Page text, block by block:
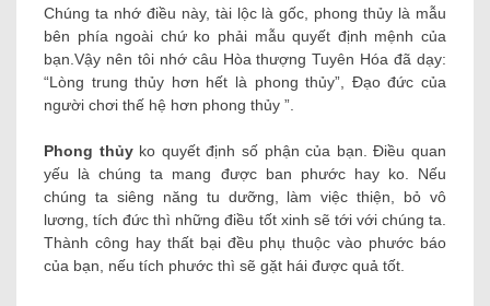
Chúng ta nhớ điều này, tài lộc là gốc, phong thủy là mẫu
bên phía ngoài chứ ko phải mẫu quyết định mệnh của
bạn.Vậy nên tôi nhớ câu Hòa thượng Tuyên Hóa đã dạy:
“Lòng trung thủy hơn hết là phong thủy”, Đạo đức của
người chơi thế hệ hơn phong thủy ”.
Phong thủy ko quyết định số phận của bạn. Điều quan
yếu là chúng ta mang được ban phước hay ko. Nếu
chúng ta siêng năng tu dưỡng, làm việc thiện, bỏ vô
lương, tích đức thì những điều tốt xinh sẽ tới với chúng ta.
Thành công hay thất bại đều phụ thuộc vào phước báo
của bạn, nếu tích phước thì sẽ gặt hái được quả tốt.